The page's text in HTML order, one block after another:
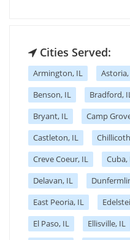
Cities Served:
Armington, IL
Benson, IL
Bradford,
Bryant, IL
Camp
Castleton, IL
Creve Coeur, IL
Cuba,
Delavan, IL
East Peoria, IL
El Paso, IL
Ellisville, IL